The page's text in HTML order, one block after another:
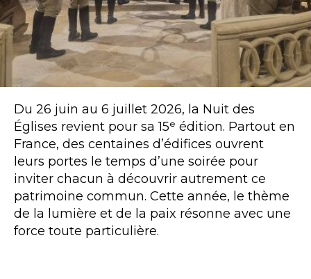
Du 26 juin au 6 juillet 2026, la Nuit des
Églises revient pour sa 15ᵉ édition. Partout en
France, des centaines d’édifices ouvrent
leurs portes le temps d’une soirée pour
inviter chacun à découvrir autrement ce
patrimoine commun. Cette année, le thème
de la lumière et de la paix résonne avec une
force toute particulière.